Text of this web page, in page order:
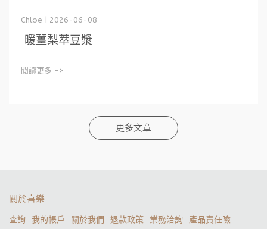
Chloe | 2026-06-08
閱讀更多 ->
更多文章
關於喜樂
查詢 我的帳戶 關於我們 退款政策 業務洽詢 產品責任險